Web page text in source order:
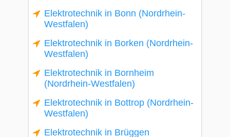
Elektrotechnik in Bonn (Nordrhein-
Westfalen)
Elektrotechnik in Borken (Nordrhein-
Westfalen)
Elektrotechnik in Bornheim
(Nordrhein-Westfalen)
Elektrotechnik in Bottrop (Nordrhein-
Westfalen)
Elektrotechnik in Brüggen